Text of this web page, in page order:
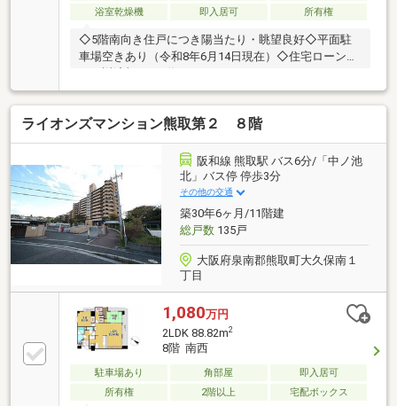
浴室乾燥機 即入居可 所有権
◇5階南向き住戸につき陽当たり・眺望良好◇平面駐
車場空きあり（令和8年6月14日現在）◇住宅ローン
ライオンズマンション熊取第２ ８階
阪和線 熊取駅 バス6分/「中ノ池
北」バス停 停歩3分
その他の交通
築30年6ヶ月/11階建
総戸数135戸
大阪府泉南郡熊取町大久保南１
丁目
1,080万円
2LDK 88.82m2
8階 南西
駐車場あり 角部屋
即入居可
所有権
2階以上 宅配ボックス